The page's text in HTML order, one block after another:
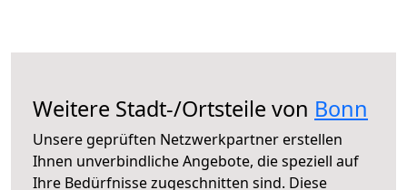
Weitere Stadt-/Ortsteile von Bonn
Unsere geprüften Netzwerkpartner erstellen
Ihnen unverbindliche Angebote, die speziell auf
Ihre Bedürfnisse zugeschnitten sind. Diese